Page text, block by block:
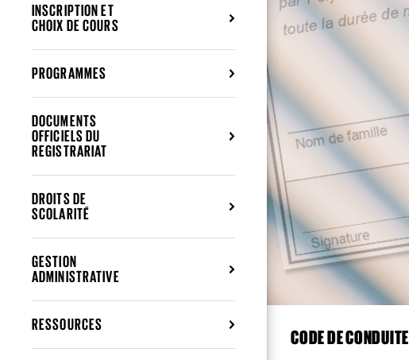
INSCRIPTION ET
CHOIX DE COURS
PROGRAMMES
DOCUMENTS
OFFICIELS DU
REGISTRARIAT
DROITS DE
SCOLARITÉ
GESTION
ADMINISTRATIVE
RESSOURCES
CODE DE CONDUITE